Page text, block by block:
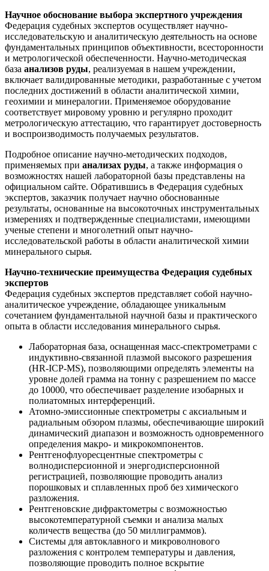
Научное обоснование выбора экспертного учреждения
Федерация судебных экспертов осуществляет научно-
исследовательскую и аналитическую деятельность на основе
фундаментальных принципов объективности, всесторонности
и метрологической обеспеченности. Научно-методическая
база анализов руды, реализуемая в нашем учреждении,
включает валидированные методики, разработанные с учетом
последних достижений в области аналитической химии,
геохимии и минералогии. Применяемое оборудование
соответствует мировому уровню и регулярно проходит
метрологическую аттестацию, что гарантирует достоверность
и воспроизводимость получаемых результатов.
Подробное описание научно-методических подходов,
применяемых при анализах руды, а также информация о
возможностях нашей лабораторной базы представлены на
официальном сайте. Обратившись в Федерация судебных
экспертов, заказчик получает научно обоснованные
результаты, основанные на высокоточных инструментальных
измерениях и подтвержденные специалистами, имеющими
ученые степени и многолетний опыт научно-
исследовательской работы в области аналитической химии
минерального сырья.
Научно-технические преимущества Федерация судебных
экспертов
Федерация судебных экспертов представляет собой научно-
аналитическое учреждение, обладающее уникальным
сочетанием фундаментальной научной базы и практического
опыта в области исследования минерального сырья.
Лабораторная база, оснащенная масс-спектрометрами с
индуктивно-связанной плазмой высокого разрешения
(HR-ICP-MS), позволяющими определять элементы на
уровне долей грамма на тонну с разрешением по массе
до 10000, что обеспечивает разделение изобарных и
полиатомных интерференций.
Атомно-эмиссионные спектрометры с аксиальным и
радиальным обзором плазмы, обеспечивающие широкий
динамический диапазон и возможность одновременного
определения макро- и микрокомпонентов.
Рентгенофлуоресцентные спектрометры с
волнодисперсионной и энергодисперсионной
регистрацией, позволяющие проводить анализ
порошковых и сплавленных проб без химического
разложения.
Рентгеновские дифрактометры с возможностью
высокотемпературной съемки и анализа малых
количеств вещества (до 50 миллиграммов).
Системы для автоклавного и микроволнового
разложения с контролем температуры и давления,
позволяющие проводить полное вскрытие